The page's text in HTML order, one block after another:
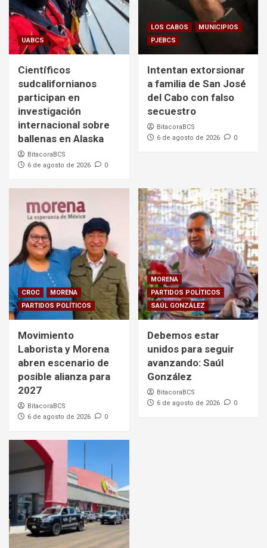
UABCS
Científicos
sudcalifornianos
participan en
investigación
internacional sobre
ballenas en Alaska
BitacoraBCS
6 de agosto de 2026
0
LOS CABOS
MUNICIPIOS
PJEBCS
Intentan extorsionar
a familia de San José
del Cabo con falso
secuestro
BitacoraBCS
6 de agosto de 2026
0
CROC
MORENA
PARTIDOS POLÍTICOS
Movimiento
Laborista y Morena
abren escenario de
posible alianza para
2027
BitacoraBCS
6 de agosto de 2026
0
MORENA
PARTIDOS POLÍTICOS
SAÚL GONZÁLEZ
Debemos estar
unidos para seguir
avanzando: Saúl
González
BitacoraBCS
6 de agosto de 2026
0